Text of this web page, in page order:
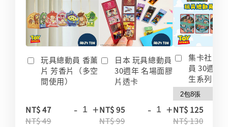
玩具總動員 香薰
片 芳香片（多空
間使用）
NT$ 47
NT$ 49
- +
日本 玩具總動員
30週年 名場面膠
片透卡
NT$ 95
NT$ 99
- +
集卡社 玩
員 30週年
生系列 收
NT$ 125
NT$ 130